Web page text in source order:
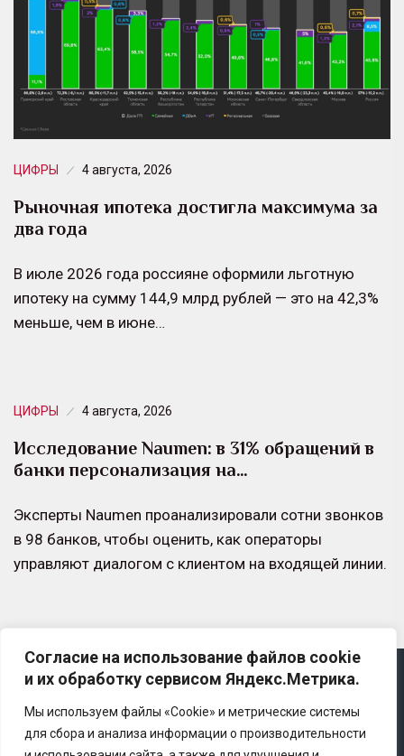
Согласие на использование файлов cookie
и их обработку сервисом Яндекс.Метрика.
Мы используем файлы «Cookie» и метрические системы
для сбора и анализа информации о производительности
ЦИФРЫ 4 августа, 2026
Рыночная ипотека достигла максимума за
два года
В июле 2026 года россияне оформили льготную
ипотеку на сумму 144,9 млрд рублей — это на 42,3%
меньше, чем в июне…
ЦИФРЫ 4 августа, 2026
Исследование Naumen: в 31% обращений в
банки персонализация на…
Эксперты Naumen проанализировали сотни звонков
в 98 банков, чтобы оценить, как операторы
управляют диалогом с клиентом на входящей линии.
Copyright © 2025 Ассоциация «Некоммерческого
партнерство содействия развитию страхового рынка
«Центр страховой безопасности»